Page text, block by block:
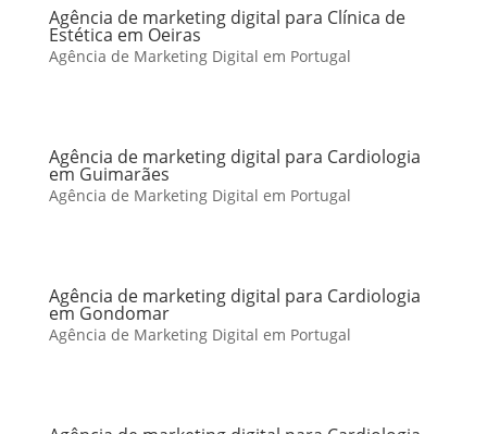
Agência de marketing digital para Clínica de
Estética em Oeiras
Agência de Marketing Digital em Portugal
Agência de marketing digital para Cardiologia
em Guimarães
Agência de Marketing Digital em Portugal
Agência de marketing digital para Cardiologia
em Gondomar
Agência de Marketing Digital em Portugal